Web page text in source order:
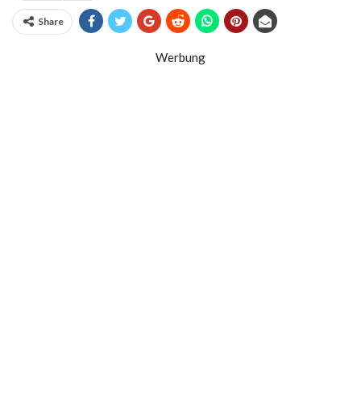
Share
Werbung